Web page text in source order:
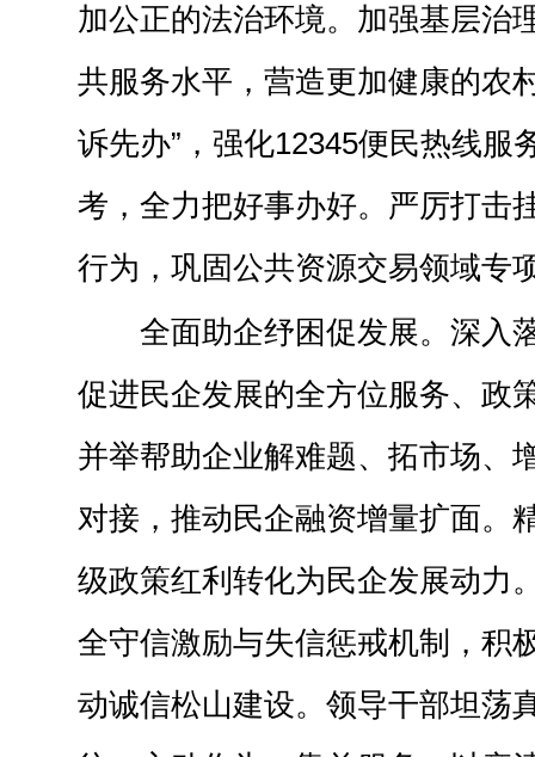
加公正的法治环境。加强基层治
共服务水平，营造更加健康的农
诉先办”，强化12345便民热线服
考，全力把好事办好。严厉打击
行为，巩固公共资源交易领域专
全面助企纾困促发展。深入
促进民企发展的全方位服务、政
并举帮助企业解难题、拓市场、
对接，推动民企融资增量扩面。
级政策红利转化为民企发展动力
全守信激励与失信惩戒机制，积
动诚信松山建设。领导干部坦荡